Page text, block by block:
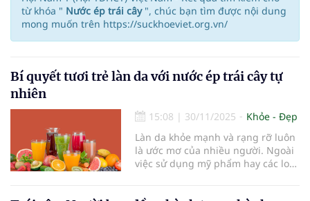
từ khóa " Nước ép trái cây ", chúc bạn tìm được nội dung
mong muốn trên https://suckhoeviet.org.vn/
Bí quyết tươi trẻ làn da với nước ép trái cây tự
nhiên
15:08 | 30/11/2025
Khỏe - Đẹp
Làn da khỏe mạnh và rạng rỡ luôn
là ước mơ của nhiều người. Ngoài
việc sử dụng mỹ phẩm hay các loại